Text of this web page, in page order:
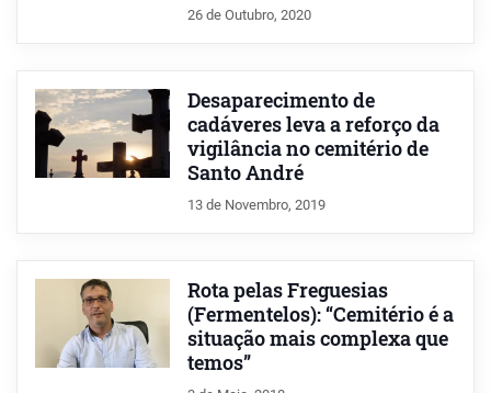
26 de Outubro, 2020
Desaparecimento de
cadáveres leva a reforço da
vigilância no cemitério de
Santo André
13 de Novembro, 2019
Rota pelas Freguesias
(Fermentelos): “Cemitério é a
situação mais complexa que
temos”